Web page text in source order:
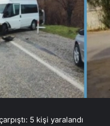
5 kişi yaralandı